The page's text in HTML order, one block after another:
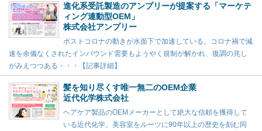
進化系受託製造のアンプリーが提案する「マーケテ
ィング連動型OEM」
株式会社アンプリー
ポストコロナの動きが水面下で加速している。コロナ禍で減
速を余儀なくされたインバウンド需要もようやく規制が解かれ、復調の兆し
がみえつつある・・・【記事詳細】
髪を知り尽くす唯一無二のOEM企業
近代化学株式会社
ヘアケア製品のOEMメーカーとして絶大な信頼を獲得して
いる近代化学。美容室をルーツに90年以上の歴史を刻む同